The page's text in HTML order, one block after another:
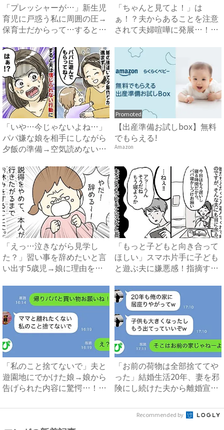
「プレッシャーが…」新生児
育児に戸惑う私に周囲の圧→
保育士だからって…すると保
「ちゃんと見てよ！」は
ぁ！？夫からあることを注意
されて夫婦喧嘩に発展…！？
「いや…今じゃないよね…」
パパ嫌な娘を相手にしながら
夕飯の準備→空気読めない
Promoted
【出産準備お試しbox】無料
でもらえる!
Amazon
「えっ…泣きながら見学し
た？」習い事を辞めたいと言
い出す5歳児→娘に理由を聞
「もっと子どもと向き合って
ほしい」スマホ片手に子ども
と遊ぶ夫に嫌悪感！指摘する
「私のこと捨てないで」夫と
遊園地にでかけた娘→娘から
告げられた内容に驚愕…！｜
「お前の荷物は全部捨ててや
った」結婚生活20年、妻を邪
険にし続けた夫から離婚宣
Recommended by